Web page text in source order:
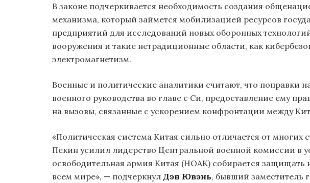
В законе подчеркивается необходимость создания
механизма, который займется мобилизацией ресурсов
предприятий для исследований новых оборонных
вооружения и такие нетрадиционные области, как
электромагнетизм.
Военные и политические аналитики считают, что поправки
военного руководства во главе с Си, предоставление ему
на вызовы, связанные с ускорением конфронтации между
«Политическая система Китая сильно отличается от многих
Пекин усилил лидерство Центральной военной комиссии в
освободительная армия Китая (НОАК) собирается защищать
всем мире», — подчеркнул Дэн Ювэнь, бывший заместитель